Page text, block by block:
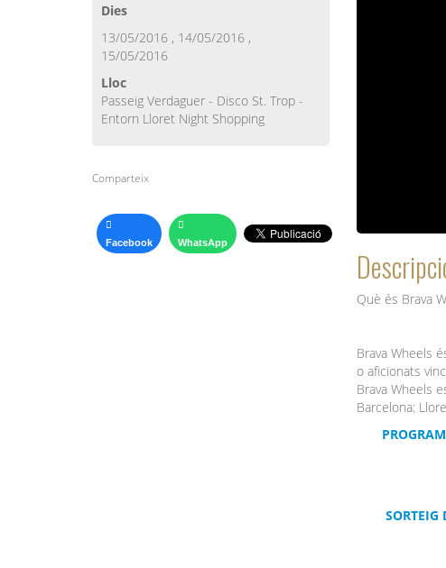
Dies
13/05/2016 , 14/05/2016 ,
15/05/2016
Lloc
Passeig Verdaguer - Disco St. Trop -
Entorn Lloret Night Shopping
Comparteix
Facebook WhatsApp
Què és Brava
Brava Wheels
o aficionats
Brava Wheels
Barcelona: